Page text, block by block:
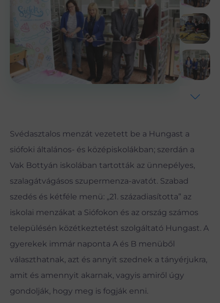
Svédasztalos menzát vezetett be a Hungast a
siófoki általános- és középiskolákban; szerdán a
Vak Bottyán iskolában tartották az ünnepélyes,
szalagátvágásos szupermenza-avatót. Szabad
szedés és kétféle menü: „21. századiasította” az
iskolai menzákat a Siófokon és az ország számos
településén közétkeztetést szolgáltató Hungast. A
gyerekek immár naponta A és B menüből
választhatnak, azt és annyit szednek a tányérjukra,
amit és amennyit akarnak, vagyis amiről úgy
gondolják, hogy meg is fogják enni.